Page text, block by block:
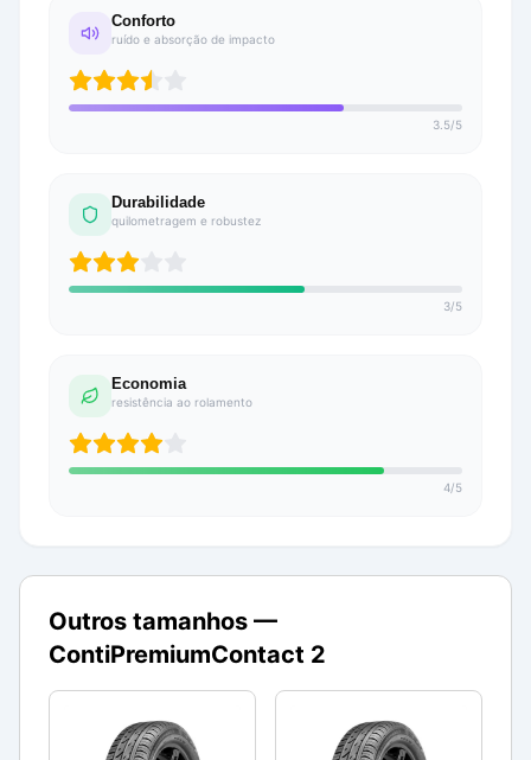
Conforto
ruído e absorção de impacto
3.5/5
Durabilidade
quilometragem e robustez
3/5
Economia
resistência ao rolamento
4/5
Outros tamanhos —
ContiPremiumContact 2